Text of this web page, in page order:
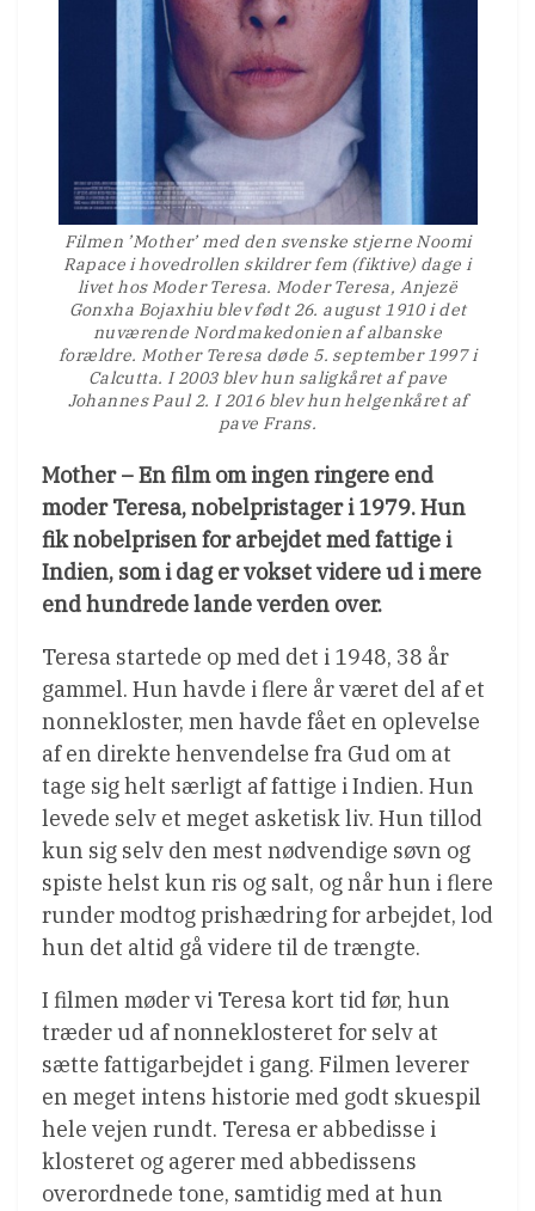
Filmen ’Mother’ med den svenske stjerne Noomi
Rapace i hovedrollen skildrer fem (fiktive) dage i
livet hos Moder Teresa. Moder Teresa, Anjezë
Gonxha Bojaxhiu blev født 26. august 1910 i det
nuværende Nordmakedonien af albanske
forældre. Mother Teresa døde 5. september 1997 i
Calcutta. I 2003 blev hun saligkåret af pave
Johannes Paul 2. I 2016 blev hun helgenkåret af
pave Frans.
Mother – En film om ingen ringere end
moder Teresa, nobelpristager i 1979. Hun
fik nobelprisen for arbejdet med fattige i
Indien, som i dag er vokset videre ud i mere
end hundrede lande verden over.
Teresa startede op med det i 1948, 38 år
gammel. Hun havde i flere år været del af et
nonnekloster, men havde fået en oplevelse
af en direkte henvendelse fra Gud om at
tage sig helt særligt af fattige i Indien. Hun
levede selv et meget asketisk liv. Hun tillod
kun sig selv den mest nødvendige søvn og
spiste helst kun ris og salt, og når hun i flere
runder modtog prishædring for arbejdet, lod
hun det altid gå videre til de trængte.
I filmen møder vi Teresa kort tid før, hun
træder ud af nonneklosteret for selv at
sætte fattigarbejdet i gang. Filmen leverer
en meget intens historie med godt skuespil
hele vejen rundt. Teresa er abbedisse i
klosteret og agerer med abbedissens
overordnede tone, samtidig med at hun